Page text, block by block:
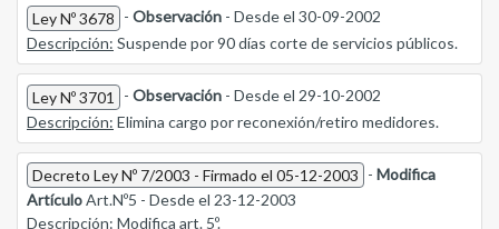
Ley Nº 3678 - Observación - Desde el 30-09-2002
Descripción: Suspende por 90 días corte de servicios públicos.
Ley Nº 3701 - Observación - Desde el 29-10-2002
Descripción: Elimina cargo por reconexión/retiro medidores.
Decreto Ley Nº 7/2003 - Firmado el 05-12-2003 - Modifica
ArtículoArt.Nº5 - Desde el 23-12-2003
Descripción: Modifica art. 5º.